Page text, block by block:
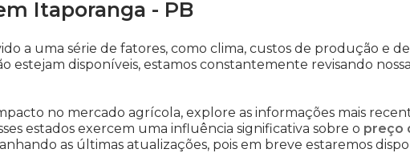
Itaporanga - PB
a uma série de fatores, como clima, custos de produção e
estejam disponíveis, estamos constantemente revisando
no mercado agrícola, explore as informações mais
estados exercem uma influência significativa sobre o preço
as últimas atualizações, pois em breve estaremos